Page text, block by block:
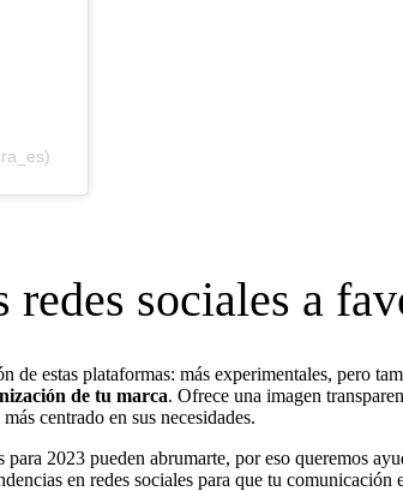
sociales a
de estas plataformas: más experimentales, pero
de tu marca. Ofrece una imagen
centrado en sus necesidades.
2023 pueden abrumarte, por eso queremos
en redes sociales para que tu comunicación